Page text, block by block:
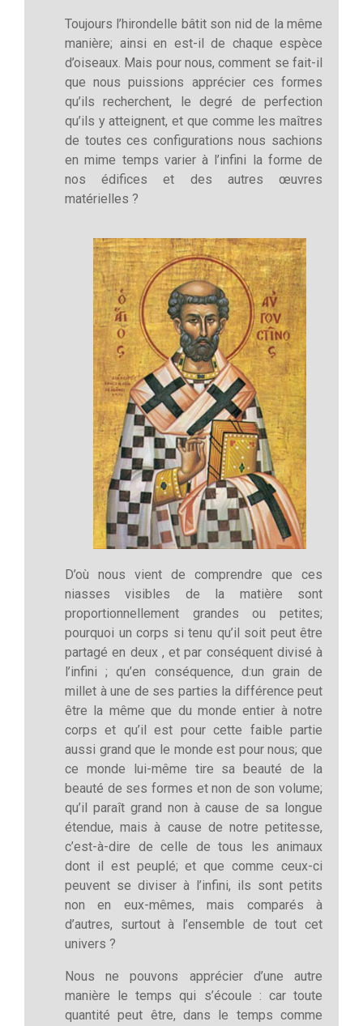
Toujours l’hirondelle bâtit son nid de la même
manière; ainsi en est-il de chaque espèce
d’oiseaux. Mais pour nous, comment se fait-il
que nous puissions apprécier ces formes
qu’ils recherchent, le degré de perfection
qu’ils y atteignent, et que comme les maîtres
de toutes ces configurations nous sachions
en mime temps varier à l’infini la forme de
nos édifices et des autres œuvres
matérielles ?
D’où nous vient de comprendre que ces
niasses visibles de la matière sont
proportionnellement grandes ou petites;
pourquoi un corps si tenu qu’il soit peut être
partagé en deux , et par conséquent divisé à
l’infini ; qu’en conséquence, d:un grain de
millet à une de ses parties la différence peut
être la même que du monde entier à notre
corps et qu’il est pour cette faible partie
aussi grand que le monde est pour nous; que
ce monde lui-même tire sa beauté de la
beauté de ses formes et non de son volume;
qu’il paraît grand non à cause de sa longue
étendue, mais à cause de notre petitesse,
c’est-à-dire de celle de tous les animaux
dont il est peuplé; et que comme ceux-ci
peuvent se diviser à l’infini, ils sont petits
non en eux-mêmes, mais comparés à
d’autres, surtout à l’ensemble de tout cet
univers ?
Nous ne pouvons apprécier d’une autre
manière le temps qui s’écoule : car toute
quantité peut être, dans le temps comme